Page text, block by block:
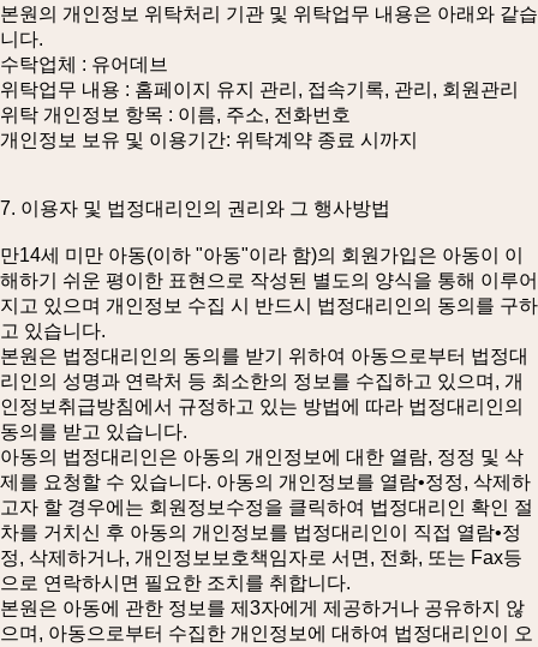
본원의 개인정보 위탁처리 기관 및 위탁업무 내용은 아래와 같습
니다.
수탁업체 : 유어데브
위탁업무 내용 : 홈페이지 유지 관리, 접속기록, 관리, 회원관리
위탁 개인정보 항목 : 이름, 주소, 전화번호
개인정보 보유 및 이용기간: 위탁계약 종료 시까지
7. 이용자 및 법정대리인의 권리와 그 행사방법
만14세 미만 아동(이하 "아동"이라 함)의 회원가입은 아동이 이
해하기 쉬운 평이한 표현으로 작성된 별도의 양식을 통해 이루어
지고 있으며 개인정보 수집 시 반드시 법정대리인의 동의를 구하
고 있습니다.
본원은 법정대리인의 동의를 받기 위하여 아동으로부터 법정대
리인의 성명과 연락처 등 최소한의 정보를 수집하고 있으며, 개
인정보취급방침에서 규정하고 있는 방법에 따라 법정대리인의
동의를 받고 있습니다.
아동의 법정대리인은 아동의 개인정보에 대한 열람, 정정 및 삭
제를 요청할 수 있습니다. 아동의 개인정보를 열람•정정, 삭제하
고자 할 경우에는 회원정보수정을 클릭하여 법정대리인 확인 절
차를 거치신 후 아동의 개인정보를 법정대리인이 직접 열람•정
정, 삭제하거나, 개인정보보호책임자로 서면, 전화, 또는 Fax등
으로 연락하시면 필요한 조치를 취합니다.
본원은 아동에 관한 정보를 제3자에게 제공하거나 공유하지 않
으며, 아동으로부터 수집한 개인정보에 대하여 법정대리인이 오